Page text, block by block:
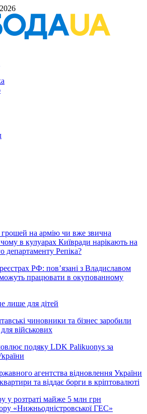
на армію чи вже звична
в кулуарах Київради нарікають на
департаменту Репіка?
РФ: пов’язані з Владиславом
працювати в окупованному
лише для дітей
чиновники та бізнес заробили
військових
подяку LDK Palikuonys за
агентства відновлення України
та віддає борги в кріптовалюті
у розтраті майже 5 млн грн
«Нижньодністровської ГЕС»